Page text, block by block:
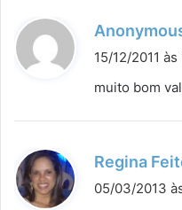
15/12/2011
muito bom
Regina
05/03/2013